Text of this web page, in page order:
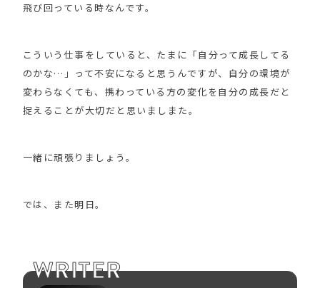
飛び回っている時なんです。
こういう仕事をしていると、たまに「自分って成長してる
のかな…」って不安になると思うんですが、自分の環境が
変わらなくても、携わっている方の変化を自分の成長だと
捉えることが大切だと思いましまた。
一緒に頑張りましょう。
では、また明日。
WRITER